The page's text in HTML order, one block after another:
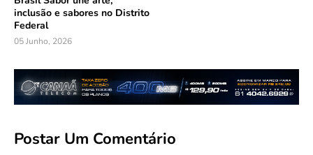
inclusão e sabores no Distrito
Federal
05 Junho, 2026
Postar Um Comentário